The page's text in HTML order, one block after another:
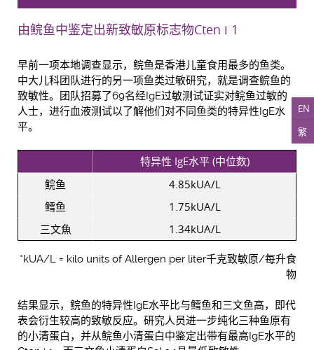
EN
繁
由鲩鱼中鉴定出新致敏原标志物Cten i 1
早前一项本地调查显示，鲩鱼是香港儿童食用最多的鱼类。
中大儿科团队进行的另一项鱼类过敏研究，就是调查鲩鱼的
致敏性。团队招募了69名经IgE过敏测试证实对鲩鱼过敏的
人士，进行血液测试以了解他们对不同鱼类的特异性IgE水
平。
特异性 IgE水平 (中位数)
鲩鱼
4.85kUA/L
鳕鱼
1.75kUA/L
三文魚
1.34kUA/L
*kUA/L = kilo units of Allergen per liter千克致敏原/每升食
物
结果显示，鲩鱼的特异性IgE水平比与鳕鱼和三文鱼高，即代
表会衍生较高的致敏反应。研究人员进一步纯化三种鱼原有
的小清蛋白，并从鲩鱼小清蛋白中鉴定出带有最高IgE水平的